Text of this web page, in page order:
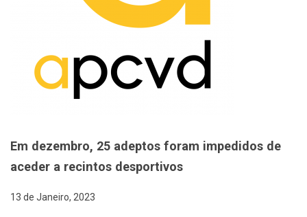
Em dezembro, 25 adeptos foram impedidos de
aceder a recintos desportivos
13 de Janeiro, 2023